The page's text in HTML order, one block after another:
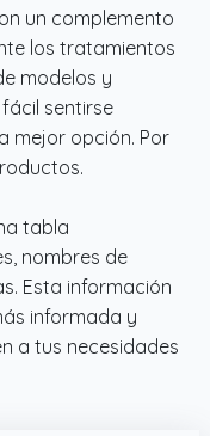
La
de
a
y ofreciendo
un complemento
los tratamientos
modelos y
sentirse
mejor opción. Por
tabla
nombres de
Esta información
informada y
a tus necesidades